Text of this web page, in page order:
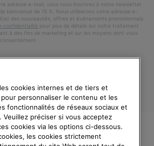
adresse e-mail, vous vous inscrivez à notre newsletter
bienvenue de 15 %. Nous utiliserons votre adresse e-
des nouveautés, offres et événements promotionnels.
confidentialité pour plus de détails sur notre traitement
à des fins de marketing et sur les moyens dont vous
CHEZ SOREL.
cookies internes et de tiers et
personnaliser le contenu et les
fonctionnalités de réseaux sociaux et
Veuillez préciser si vous acceptez
cookies via les options ci-dessous.
les cookies strictement